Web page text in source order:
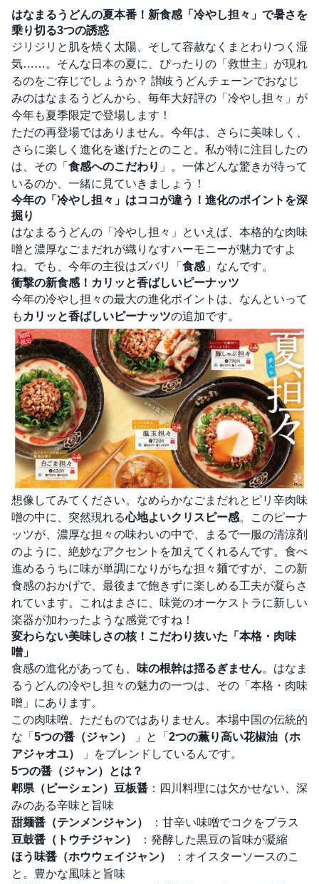
はなまるうどんの夏本番！新食感「冷やし担々」で暑さを
乗り切る3つの誘惑
ジリジリと肌を焼く太陽、そして容赦なくまとわりつく湿
気……。そんな日本の夏に、ぴったりの「救世主」が現れ
るのをご存じでしょうか？ 讃岐うどんチェーンでおなじ
みのはなまるうどんから、毎年大好評の「冷やし担々」が
今年も夏季限定で登場します！
ただの再登場ではありません。今年は、さらに美味しく、
さらに楽しく進化を遂げたとのこと。私が特に注目したの
は、その「 食感へのこだわり 」。一体どんな驚きが待って
いるのか、一緒に見ていきましょう！
今年の「冷やし担々」はココが違う！進化のポイントを深
掘り
はなまるうどんの「冷やし担々」といえば、本格的な肉味
噌と濃厚なごまだれが織りなすハーモニーが魅力ですよ
ね。でも、今年の主役はズバリ「 食感 」なんです。
衝撃の新食感！カリッと香ばしいピーナッツ
今年の冷やし担々の最大の進化ポイントは、なんといって
も カリッと香ばしいピーナッツの追加です。
想像してみてください。なめらかなごまだれとピリ辛肉味
噌の中に、突然現れる心地よいクリスピー感。このピーナ
ッツが、濃厚な担々の味わいの中で、まるで一服の清涼剤
のように、絶妙なアクセントを加えてくれるんです。食べ
進めるうちに味が単調になりがちな担々麺ですが、この新
食感のおかげで、最後まで飽きずに楽しめる工夫が凝らさ
れています。これはまさに、味覚のオーケストラに新しい
楽器が加わったような感覚ですね！
変わらない美味しさの核！こだわり抜いた「本格・肉味
噌」
食感の進化があっても、
味の根幹は揺るぎません。はなま
るうどんの冷やし担々の魅力の一つは、その「本格・肉味
噌」にあります。
この肉味噌、ただものではありません。本場中国の伝統的
な「 5つの醤（ジャン） 」と「 2つの薫り高い花椒油（ホ
アジャオユ）
」をブレンドしているんです。
5つの醤（ジャン）とは？
郫県（ピーシェン）豆板醤 ：四川料理には欠かせない、深
みのある辛味と旨味
甜麺醤（テンメンジャン）
：甘辛い味噌でコクをプラス
豆鼓醤（トウチジャン）
：発酵した黒豆の旨味が凝縮
ほう味醤（ホウウェイジャン）
：オイスターソースのこ
と。豊かな風味と旨味